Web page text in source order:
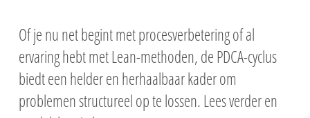
Of je nu net begint met procesverbetering of al
ervaring hebt met Lean-methoden, de PDCA-cyclus
biedt een helder en herhaalbaar kader om
problemen structureel op te lossen. Lees verder en